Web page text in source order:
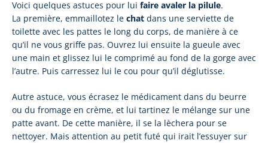
Voici quelques astuces pour lui faire avaler la pilule.
La première, emmaillotez le chat dans une serviette de
toilette avec les pattes le long du corps, de manière à ce
qu’il ne vous griffe pas. Ouvrez lui ensuite la gueule avec
une main et glissez lui le comprimé au fond de la gorge avec
l’autre. Puis carressez lui le cou pour qu’il déglutisse.
Autre astuce, vous écrasez le médicament dans du beurre
ou du fromage en crème, et lui tartinez le mélange sur une
patte avant. De cette manière, il se la lèchera pour se
nettoyer. Mais attention au petit futé qui irait l’essuyer sur